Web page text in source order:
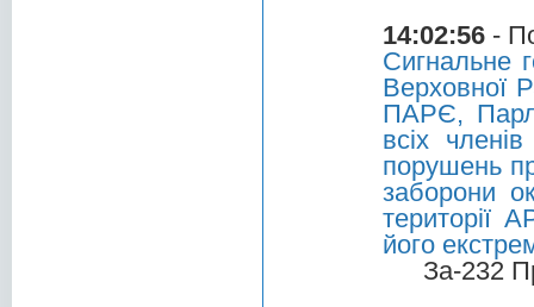
14:02:56 -
Сигнальне
Верховної
ПАРЄ,
всіх
порушень
заборони
території
його
За-232